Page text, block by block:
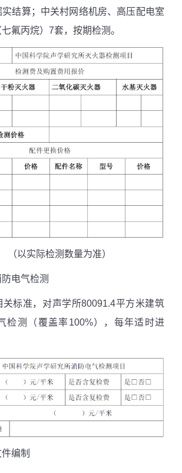
结算；中关村网络机房、高压配电室
氟丙烷） 7套，按期检测。
（以实际检测数量为准）
电气检测
关标准，对声学所80091.4平方米建筑
检测（覆盖率100%），每年适时进
编制